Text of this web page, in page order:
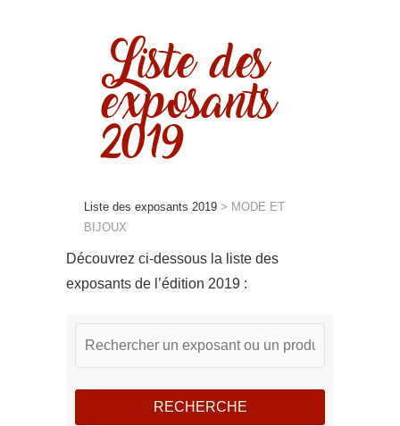
Liste des
exposants
2019
Liste des exposants 2019 > MODE ET
BIJOUX
Découvrez ci-dessous la liste des
exposants de l’édition 2019 :